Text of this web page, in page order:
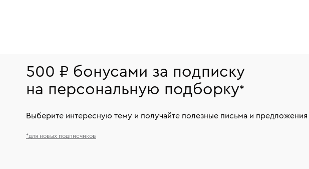
500 ₽ бонусами за подписку
на персональную подборку*
Выберите интересную тему и получайте полезные письма и предложения
*для новых подписчиков